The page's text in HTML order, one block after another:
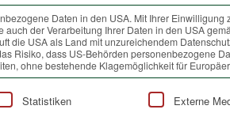
gemeinsam mit Jagd Österreich
heimischen Volksschulen.
hin zu einer faszinierenden Welt. Als
von der Natur profitieren kann. Und
Daten in den USA. Mit Ihrer Einwilligung
auch der Verarbeitung Ihrer Daten in den USA
die USA als Land mit unzureichendem
Risiko, dass US-Behörden personenbezogene
ohne bestehende Klagemöglichkeit für Europäer.
Gruppen, für die eine
Statistiken Externe